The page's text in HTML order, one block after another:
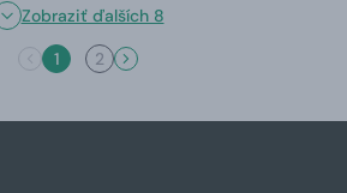
Zobraziť ďalších 8
1
2